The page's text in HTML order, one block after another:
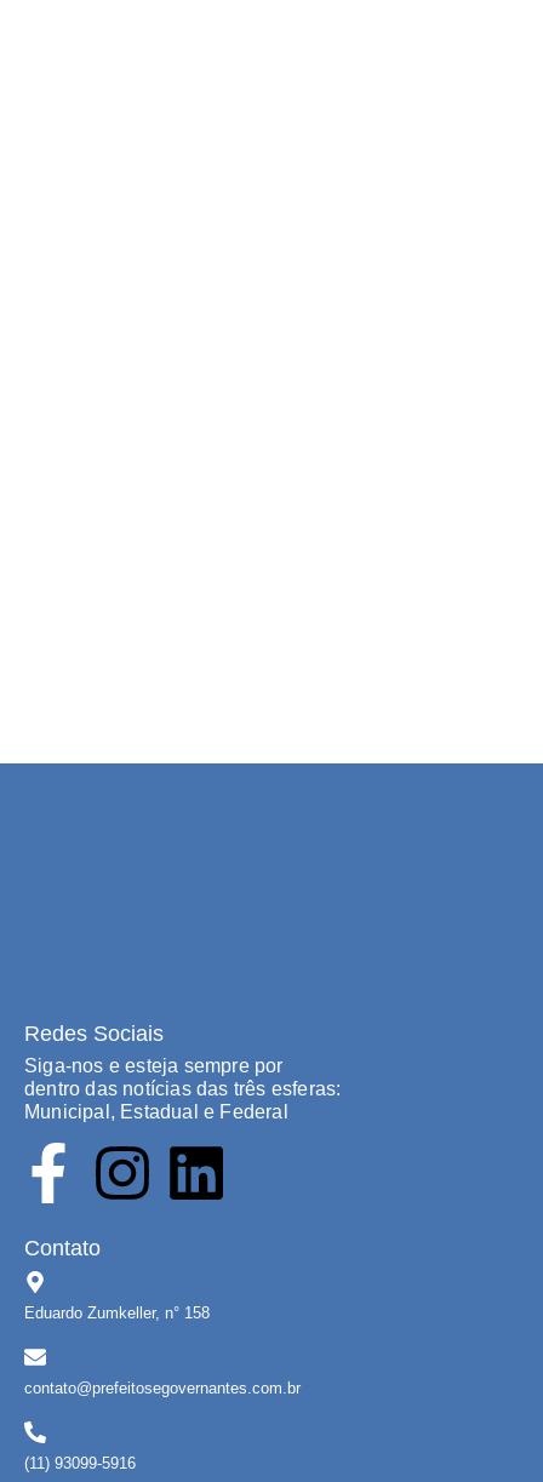
Redes Sociais
Siga-nos e esteja sempre por
dentro das notícias das três esferas:
Municipal, Estadual e Federal
Contato
Eduardo Zumkeller, n° 158
contato@prefeitosegovernantes.com.br
(11) 93099-5916